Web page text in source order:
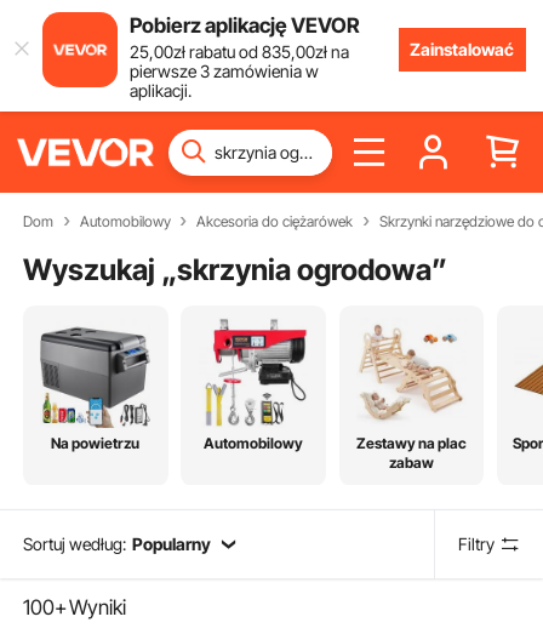
Pobierz aplikację VEVOR
25,00złrabatu od835,00złna
pierwsze 3 zamówienia w
aplikacji.
Zainstalować
Dom Automobilowy Akcesoria do ciężarówek Skrzynki narzędziowe do
Wyszukaj „skrzynia ogrodowa”
Na powietrzu Automobilowy
Zestawy na plac
zabaw
Sortuj według: Popularny Filtry
100+Wyniki